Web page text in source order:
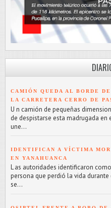
CAMIÓN QUEDA AL BORDE
LA CARRETERA CERRO DE
U n camión de pequeñas
de despistarse esta madrugada en
une...
IDENTIFICAN A VÍCTIMA
EN YANAHUANCA
L as autoridades identificaron
persona que perdió la vida
se...